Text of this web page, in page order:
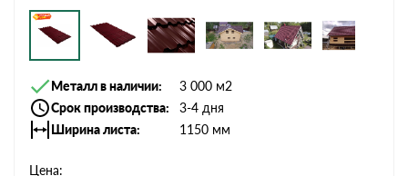
Металл в наличии
3 000 м2
Срок производства
3-4 дня
Ширина листа
1150 мм
Цена: